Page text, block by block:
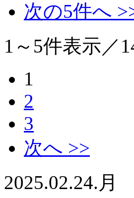
次の5件へ
1～5件表示／
1
2
3
次へ >>
2025.02.24.月